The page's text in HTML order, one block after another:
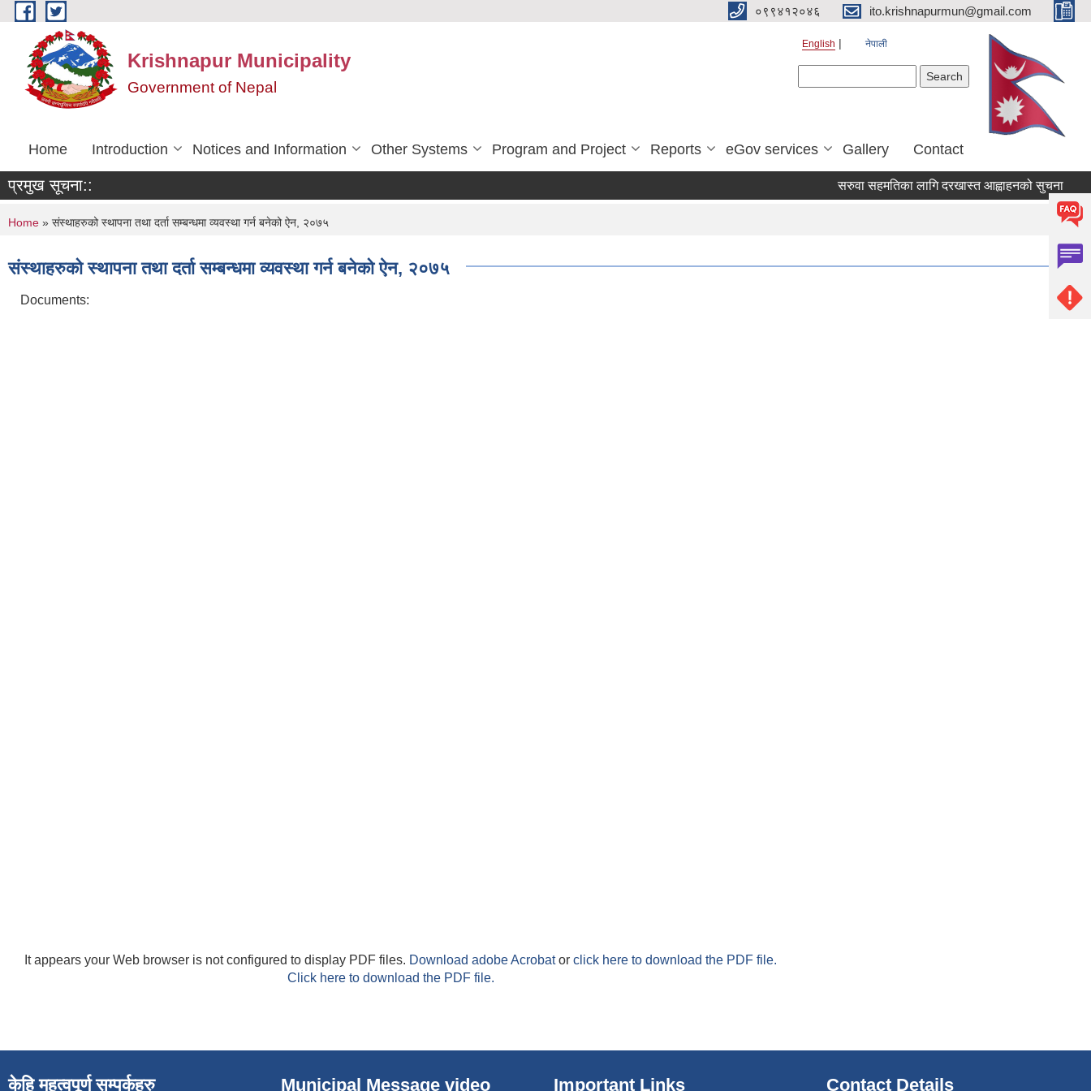
Skip to main content ०९९४१२०४६ ito.krishnapurmun@gmail.com
Krishnapur Municipality
Government of Nepal
English नेपाली
Home Introduction Notices and Information Other Systems Program and Project Reports eGov services Gallery Contact
प्रमुख सूचना:: सरुवा सहमतिका लागि दरखास्त आह्वाहनको सुचना
You are here
Home » संस्थाहरुको स्थापना तथा दर्ता सम्बन्धमा व्यवस्था गर्न बनेको ऐन, २०७५
संस्थाहरुको स्थापना तथा दर्ता सम्बन्धमा व्यवस्था गर्न बनेको ऐन, २०७५
Documents:
It appears your Web browser is not configured to display PDF files. Download adobe Acrobator click here to download the PDF file.
Click here to download the PDF file.
केहि महत्वपूर्ण सम्पर्कहरु Municipal Message video Important Links Contact Details